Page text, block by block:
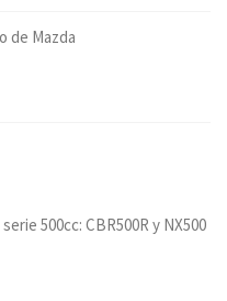
de Mazda
500cc: CBR500R y NX500